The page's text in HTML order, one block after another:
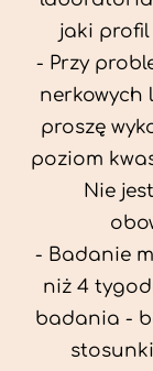
jaki profil
- Przy
nerkowych
proszę
poziom
Nie
- Badanie
niż 4
badania -